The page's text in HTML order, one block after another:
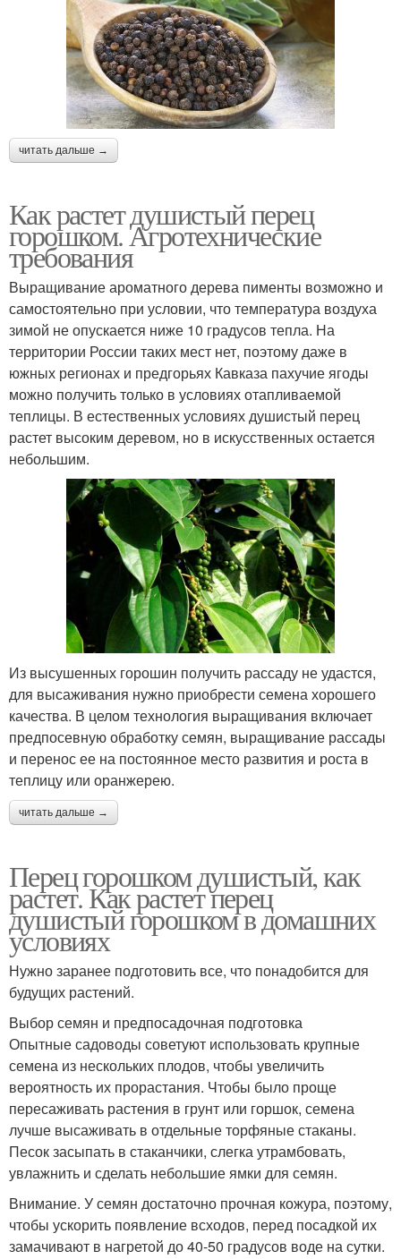
читать дальше →
Как растет душистый перец
горошком. Агротехнические
требования
Выращивание ароматного дерева пименты возможно и
самостоятельно при условии, что температура воздуха
зимой не опускается ниже 10 градусов тепла. На
территории России таких мест нет, поэтому даже в
южных регионах и предгорьях Кавказа пахучие ягоды
можно получить только в условиях отапливаемой
теплицы. В естественных условиях душистый перец
растет высоким деревом, но в искусственных остается
небольшим.
Из высушенных горошин получить рассаду не удастся,
для высаживания нужно приобрести семена хорошего
качества. В целом технология выращивания включает
предпосевную обработку семян, выращивание рассады
и перенос ее на постоянное место развития и роста в
теплицу или оранжерею.
читать дальше →
Перец горошком душистый, как
растет. Как растет перец
душистый горошком в домашних
условиях
Нужно заранее подготовить все, что понадобится для
будущих растений.
Выбор семян и предпосадочная подготовка
Опытные садоводы советуют использовать крупные
семена из нескольких плодов, чтобы увеличить
вероятность их прорастания. Чтобы было проще
пересаживать растения в грунт или горшок, семена
лучше высаживать в отдельные торфяные стаканы.
Песок засыпать в стаканчики, слегка утрамбовать,
увлажнить и сделать небольшие ямки для семян.
Внимание. У семян достаточно прочная кожура, поэтому,
чтобы ускорить появление всходов, перед посадкой их
замачивают в нагретой до 40-50 градусов воде на сутки.